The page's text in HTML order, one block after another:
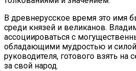
В древнерусское время это имя
среди князей и великанов.
ассоциироваться с
обладающими мудростью и
руководителя, готового взять на
за свой народ.